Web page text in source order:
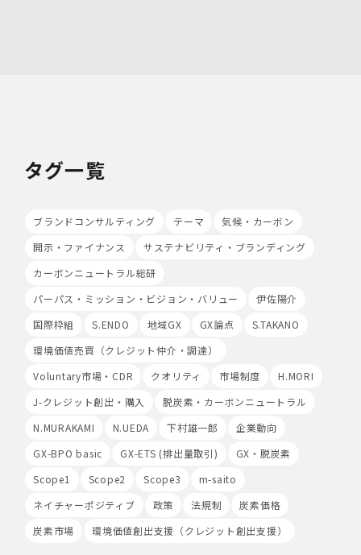
クリックされている広告の情報(クリック日や広告掲載サ
Cookieの使用は任意ですが、受け入れを拒否した場合
このほか当社では、広告・マーケティング活動のため、第
三者配信事業者が提供するサービスを利用することがあり
ます。
当社は、サービス向上のためにGoogle LLC（以下
「Google社」といいます。）の提供するGoogle
Analyticsを利用しますと、Google社又は当社の設定す
るCookieをもとにして、Google社が利用者様によるサ
イト訪問履歴を収集、記録、分析します。当社は、
Google社からその分析結果を受け取り、利用者様の利用
録、分析された利用者様の情報には、特定の個人を識別す
る情報は一切含まれません。また、それらの情報は、
管理されます。
9.第三者配信事業者の広告配信について
タグ一覧
ブランドコンサルティング テーマ
気候・カーボン
開示・ファイナンス
サステナビリティ・ブランディング
カーボンニュートラル総研
パーパス・ミッション・ビジョン・バリュー
伊佐陽介
国際枠組
S.ENDO 地域GX GX論点
S.TAKANO
環境価値売買（クレジット仲介・調達）
Voluntary市場・CDR
クオリティ 市場制度
H.MORI
J-クレジット創出・購入
脱炭素・カーボンニュートラル
N.MURAKAMI
N.UEDA 下村雄一郎
企業動向
GX-BPO basic
GX-ETS (排出量取引)
GX・脱炭素
Scope1
Scope2 Scope3
m-saito
ネイチャーポジティブ
政策 法規制
炭素価格
炭素市場
環境価値創出支援（クレジット創出支援）